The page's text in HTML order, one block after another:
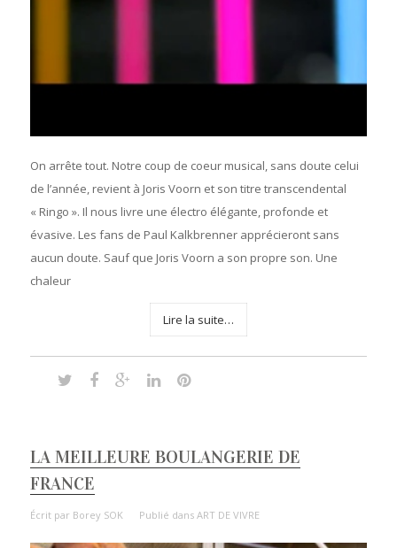
On arrête tout. Notre coup de coeur musical, sans doute celui
de l’année, revient à Joris Voorn et son titre transcendental
« Ringo ». Il nous livre une électro élégante, profonde et
évasive. Les fans de Paul Kalkbrenner apprécieront sans
aucun doute. Sauf que Joris Voorn a son propre son. Une
chaleur
Lire la suite…
LA MEILLEURE BOULANGERIE DE
FRANCE
Écrit par Borey SOK Publié dans ART DE VIVRE